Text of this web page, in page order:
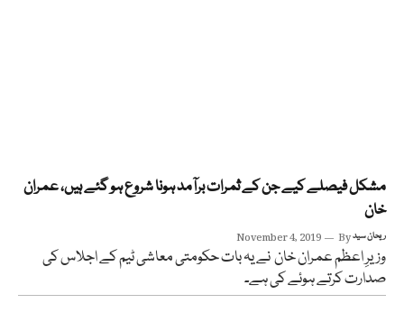
مشکل فیصلے کیے جن کے ثمرات برآمد ہونا شروع ہو گئے ہیں، عمران
خان
November 4, 2019 Byریحان سید
وزیرِ اعظم عمران خان نے یہ بات حکومتی معاشی ٹیم کے اجلاس کی
صدارت کرتے ہوئے کی ہے۔